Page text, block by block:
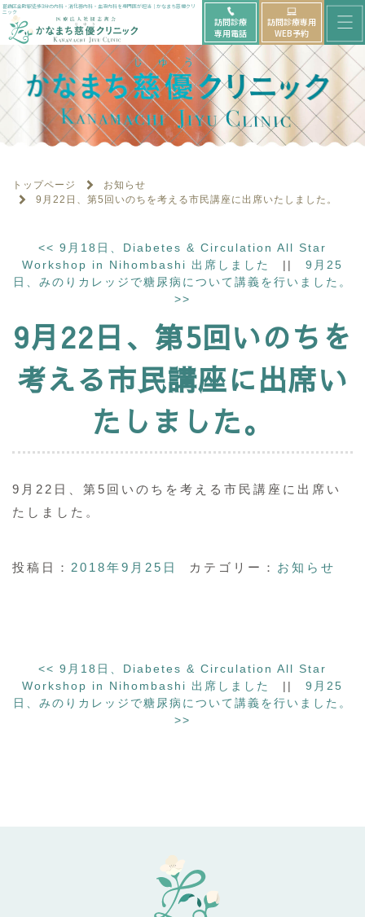
葛飾区金町駅徒歩3分の内科・消化器内科・血液内科を専門医が担当｜かなまち慈優クリ
ニック
訪問診療
専用電話
訪問診療専用
WEB予約
メ
ニ
ュ
ー
を
開
く
トップページ
お知らせ
9月22日、第5回いのちを考える市民講座に出席いたしました。
<< 9月18日、Diabetes & Circulation All Star
Workshop in Nihombashi 出席しました
|| 9月25
日、みのりカレッジで糖尿病について講義を行いました。
>>
9月22日、第5回いのちを
考える市民講座に出席い
たしました。
9月22日、第5回いのちを考える市民講座に出席い
たしました。
投稿日： 2018年9月25日 カテゴリー： お知らせ
<< 9月18日、Diabetes & Circulation All Star
Workshop in Nihombashi 出席しました
|| 9月25
日、みのりカレッジで糖尿病について講義を行いました。
>>